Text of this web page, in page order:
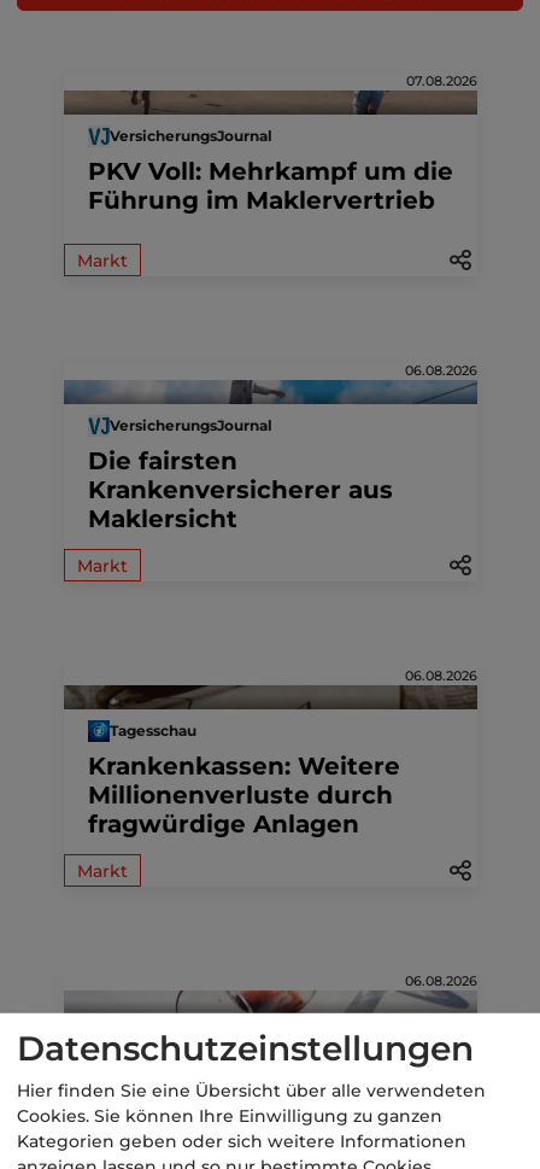
07.08.2026
VersicherungsJournal
PKV Voll: Mehrkampf um die
Führung im Maklervertrieb
Markt
06.08.2026
VersicherungsJournal
Die fairsten
Krankenversicherer aus
Maklersicht
Markt
06.08.2026
Tagesschau
Krankenkassen: Weitere
Millionenverluste durch
fragwürdige Anlagen
Markt
06.08.2026
DIE WELT
Krankenkassen sollen 220
Millionen Euro durch
Investments verloren haben
Datenschutzeinstellungen
Hier finden Sie eine Übersicht über alle verwendeten
Cookies. Sie können Ihre Einwilligung zu ganzen
Kategorien geben oder sich weitere Informationen